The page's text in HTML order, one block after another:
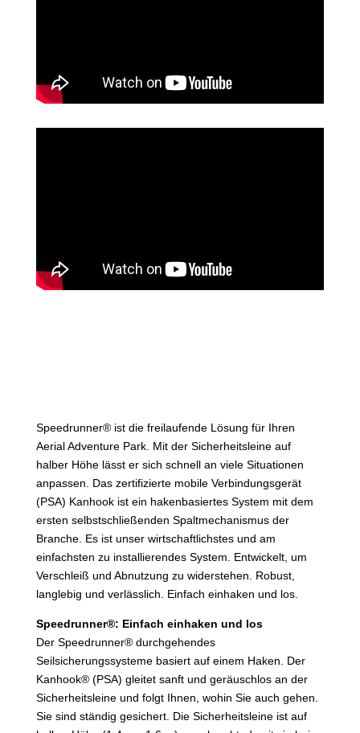
Speedrunner® ist die freilaufende Lösung für Ihren
Aerial Adventure Park. Mit der Sicherheitsleine auf
halber Höhelässt er sich schnell an viele Situationen
anpassen. Das zertifizierte mobile Verbindungsgerät
(PSA) Kanhook ist ein hakenbasiertes System mit dem
ersten selbstschließenden Spaltmechanismus der
Branche. Es ist unser wirtschaftlichstes und am
einfachsten zu installierendes System. Entwickelt, um
Verschleiß und Abnutzung zu widerstehen. Robust,
langlebig und verlässlich. Einfach einhaken und los.
Speedrunner®: Einfach einhaken und los
Der Speedrunner® durchgehendes
Seilsicherungssysteme basiert auf einem Haken. Der
Kanhook® (PSA) gleitet sanft und geräuschlos an der
Sicherheitsleine und folgt Ihnen, wohin Sie auch gehen.
Sie sind ständig gesichert. Die Sicherheitsleine ist auf